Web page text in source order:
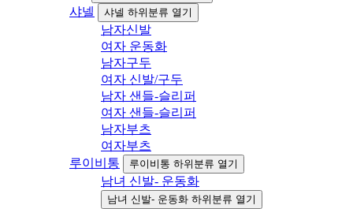
샤넬 샤넬 하위분류 열기
남자신발
여자 운동화
남자구두
여자 신발/구두
남자 샌들-슬리퍼
여자 샌들-슬리퍼
남자부츠
여자부츠
루이비통
루이비통 하위분류 열기
남녀 신발- 운동화
남녀 신발- 운동화 하위분류 열기